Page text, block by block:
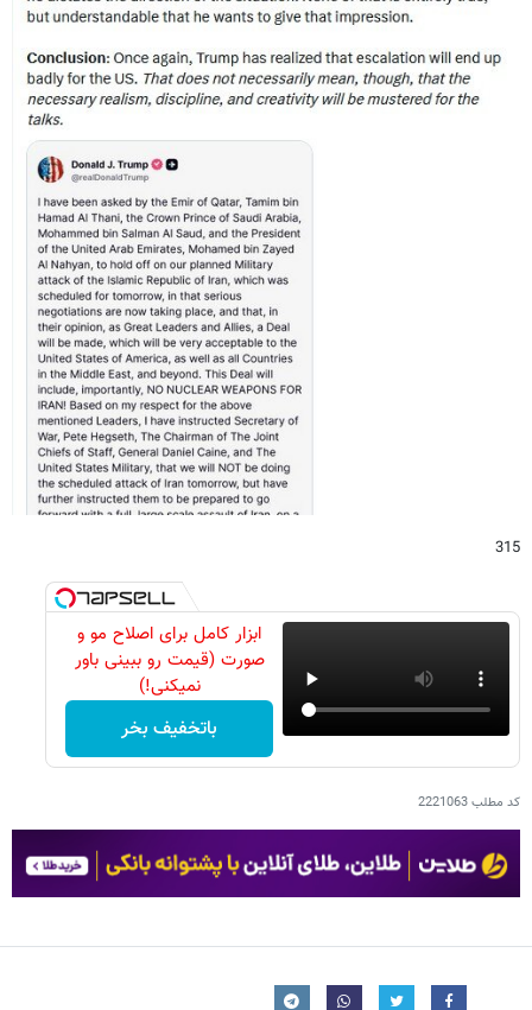
315
ابزار کامل برای اصلاح مو و
صورت (قیمت رو ببینی باور
نمیکنی!)
باتخفیف بخر
کد مطلب2221063